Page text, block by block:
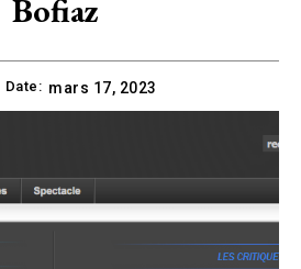
Bofiaz
Date: mars 17, 2023